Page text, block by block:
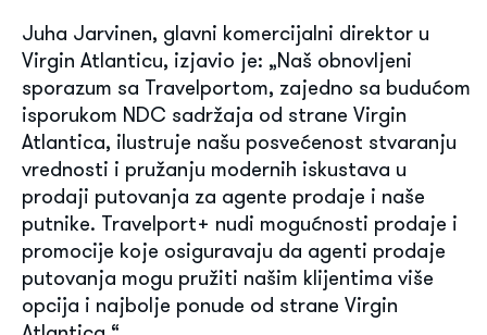
Juha Jarvinen, glavni komercijalni direktor u
Virgin Atlanticu, izjavio je: „Naš obnovljeni
sporazum sa Travelportom, zajedno sa budućom
isporukom NDC sadržaja od strane Virgin
Atlantica, ilustruje našu posvećenost stvaranju
vrednosti i pružanju modernih iskustava u
prodaji putovanja za agente prodaje i naše
putnike. Travelport+ nudi mogućnosti prodaje i
promocije koje osiguravaju da agenti prodaje
putovanja mogu pružiti našim klijentima više
opcija i najbolje ponude od strane Virgin